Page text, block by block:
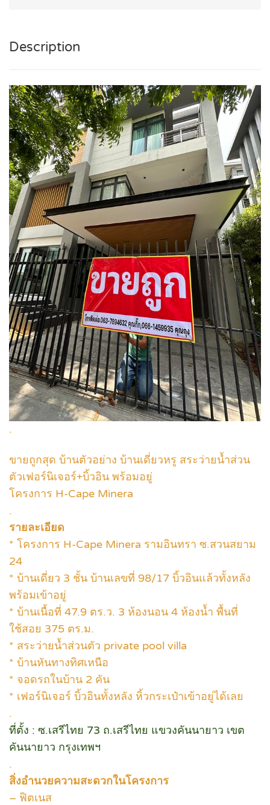
Description
.
ขายถูกสุด บ้านตัวอย่าง บ้านเดี่ยวหรู สระว่ายน้ำส่วน
ตัวเฟอร์นิเจอร์+บิ้วอิน พร้อมอยู่
โครงการ H-Cape Minera
.
รายละเอียด
* โครงการ H-Cape Minera รามอินทรา ซ.สวนสยาม
24
* บ้านเดี่ยว 3 ชั้น บ้านเลขที่ 98/17 บิ้วอินแล้วทั้งหลัง
พร้อมเข้าอยู่
* บ้านเนื้อที่ 47.9 ตร.ว. 3 ห้องนอน 4 ห้องน้ำ พื้นที่
ใช้สอย 375 ตร.ม.
* สระว่ายน้ำส่วนตัว private pool villa
* บ้านหันทางทิศเหนือ
* จอดรถในบ้าน 2 คัน
* เฟอร์นิเจอร์ บิ้วอินทั้งหลัง หิ้วกระเป๋าเข้าอยู่ได้เลย
.
ที่ตั้ง : ซ.เสรีไทย 73 ถ.เสรีไทย แขวงคันนายาว เขต
คันนายาว กรุงเทพฯ
.
สิ่งอำนวยความสะดวกในโครงการ
– ฟิตเนส